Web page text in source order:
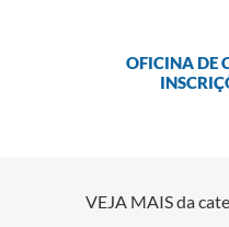
OFICINA DE
VEJA MAIS da